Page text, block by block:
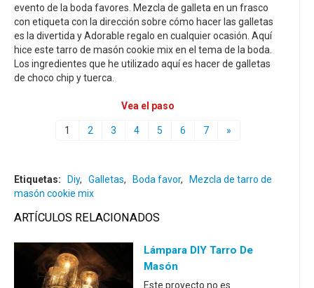
evento de la boda favores. Mezcla de galleta en un frasco
con etiqueta con la dirección sobre cómo hacer las galletas
es la divertida y Adorable regalo en cualquier ocasión. Aquí
hice este tarro de masón cookie mix en el tema de la boda.
Los ingredientes que he utilizado aquí es hacer de galletas
de choco chip y tuerca.
Vea el paso
1 2 3 4 5 6 7 »
Etiquetas: Diy, Galletas, Boda favor,
Mezcla de tarro de
masón cookie mix
ARTÍCULOS RELACIONADOS
Lámpara DIY Tarro De
Masón
Este proyecto no es